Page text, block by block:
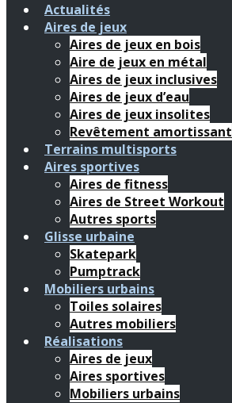
Actualités
Aires de jeux
Aires de jeux en bois
Aire de jeux en métal
Aires de jeux inclusives
Aires de jeux d’eau
Aires de jeux insolites
Revêtement amortissant
Terrains multisports
Aires sportives
Aires de fitness
Aires de Street Workout
Autres sports
Glisse urbaine
Skatepark
Pumptrack
Mobiliers urbains
Toiles solaires
Autres mobiliers
Réalisations
Aires de jeux
Aires sportives
Mobiliers urbains